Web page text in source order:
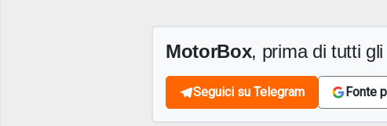
MotorBox, prima di tutti gli
Seguici su Telegram Fonte